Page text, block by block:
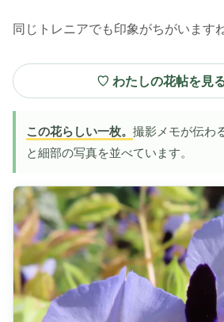
同じトレニアでも印象がちがいます
♡ わたしの花帖を見
この花らしい一枚。 撮影メモが伝わ
と細部の写真を並べています。